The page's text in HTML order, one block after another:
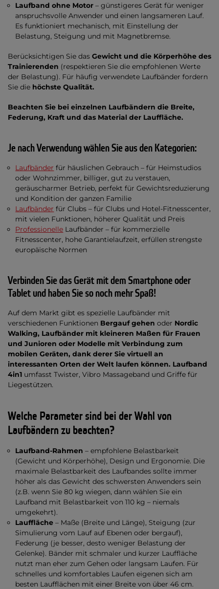
Laufband ohne Motor – günstigeres Gerät für weniger
anspruchsvolle Anwender und einen langsameren Lauf.
Es funktioniert mechanisch, mit Einstellung der
Belastung, Steigung und mit Magnetbremse.
Berücksichtigen Sie das Gewicht und die Körperhöhe des
Trainierenden (respektieren Sie die empfohlenen Werte
der Belastung). Für häufig verwendete Laufbänder fordern
Sie die höchste Qualität.
Beachten Sie bei einzelnen Laufbändern die Breite,
Federung, Kraft und das Material der Lauffläche.
Je nach Verwendung wählen Sie aus den Kategorien:
Laufbänder für häuslichen Gebrauch – für Heimstudios
oder Wohnzimmer, billiger, gut zu verstauen,
geräuscharmer Betrieb, perfekt für Gewichtsreduzierung
und Kondition der ganzen Familie
Laufbänder für Clubs – für Clubs und Hotel-Fitnesscenter,
mit vielen Funktionen, höherer Qualität und Preis
Professionelle Laufbänder – für kommerzielle
Fitnesscenter, hohe Garantielaufzeit, erfüllen strengste
europäische Normen
Verbinden Sie das Gerät mit dem Smartphone oder
Tablet und haben Sie so noch mehr Spaß!
Auf dem Markt gibt es spezielle Laufbänder mit
verschiedenen Funktionen Bergauf gehen oder Nordic
Walking, Laufbänder mit kleineren Maßen für Frauen
und Junioren oder Modelle mit Verbindung zum
mobilen Geräten, dank derer Sie virtuell an
interessanten Orten der Welt laufen können. Laufband
4in1 umfasst Twister, Vibro Massageband und Griffe für
Liegestützen.
Welche Parameter sind bei der Wahl von
Laufbändern zu beachten?
Laufband-Rahmen – empfohlene Belastbarkeit
(Gewicht und Körperhöhe), Design und Ergonomie. Die
maximale Belastbarkeit des Laufbandes sollte immer
höher als das Gewicht des schwersten Anwenders sein
(z.B. wenn Sie 80 kg wiegen, dann wählen Sie ein
Laufband mit Belastbarkeit von 110 kg – niemals
umgekehrt).
Lauffläche – Maße (Breite und Länge), Steigung (zur
Simulierung vom Lauf auf Ebenen oder bergauf),
Federung (je besser, desto weniger Belastung der
Gelenke). Bänder mit schmaler und kurzer Lauffläche
nutzt man eher zum Gehen oder langsam Laufen. Für
schnelles und komfortables Laufen eigenen sich am
besten Laufflächen mit einer Breite von über 46 cm.